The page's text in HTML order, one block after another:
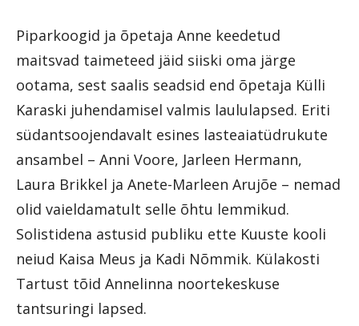
Piparkoogid ja õpetaja Anne keedetud
maitsvad taimeteed jäid siiski oma järge
ootama, sest saalis seadsid end õpetaja Külli
Karaski juhendamisel valmis laululapsed. Eriti
südantsoojendavalt esines lasteaiatüdrukute
ansambel – Anni Voore, Jarleen Hermann,
Laura Brikkel ja Anete-Marleen Arujõe – nemad
olid vaieldamatult selle õhtu lemmikud.
Solistidena astusid publiku ette Kuuste kooli
neiud Kaisa Meus ja Kadi Nõmmik. Külakosti
Tartust tõid Annelinna noortekeskuse
tantsuringi lapsed.